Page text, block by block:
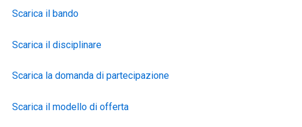
Scarica il bando
Scarica il disciplinare
Scarica la domanda di partecipazione
Scarica il modello di offerta